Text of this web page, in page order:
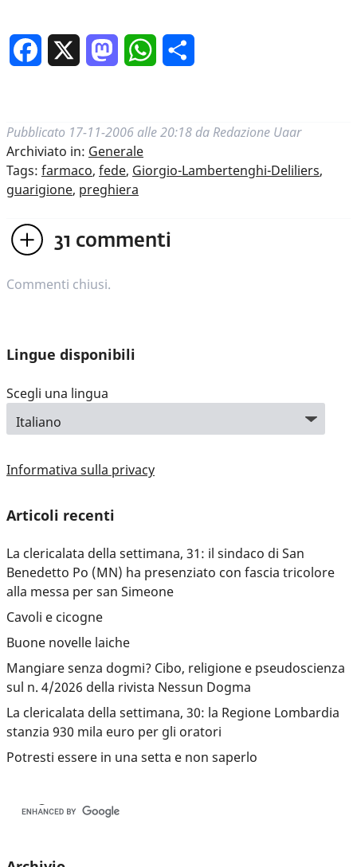
Facebook MastodonWhatsApp
Pubblicato 17-11-2006 alle 20:18 da Redazione Uaar
Archiviato in: Generale
Tags: farmaco, fede, Giorgio-Lambertenghi-Deliliers,
guarigione, preghiera
31 commenti
Commenti chiusi.
Lingue disponibili
Scegli una lingua
Informativa sulla privacy
Articoli recenti
La clericalata della settimana, 31: il sindaco di San
Benedetto Po (MN) ha presenziato con fascia tricolore
alla messa per san Simeone
Cavoli e cicogne
Buone novelle laiche
Mangiare senza dogmi? Cibo, religione e pseudoscienza
sul n. 4/2026 della rivista Nessun Dogma
La clericalata della settimana, 30: la Regione Lombardia
stanzia 930 mila euro per gli oratori
Potresti essere in una setta e non saperlo